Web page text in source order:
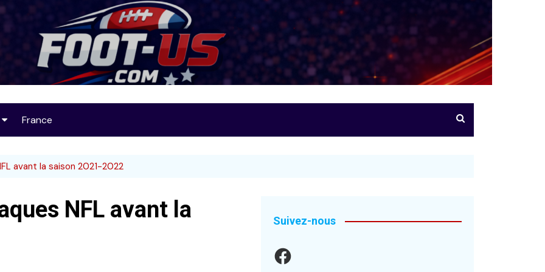
Foot-US
France
avant la saison 2021-2022
NFL avant la
Suivez-nous
Facebook